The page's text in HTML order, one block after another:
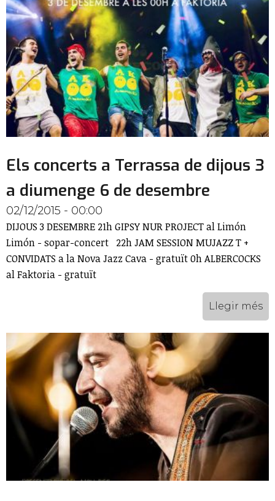
Els concerts a Terrassa de dijous 3
a diumenge 6 de desembre
02/12/2015 - 00:00
DIJOUS 3 DESEMBRE 21h GIPSY NUR PROJECT al Limón
Limón - sopar-concert 22h JAM SESSION MUJAZZ T +
CONVIDATS a la Nova Jazz Cava - gratuït 0h ALBERCOCKS
al Faktoria - gratuït
Llegir més